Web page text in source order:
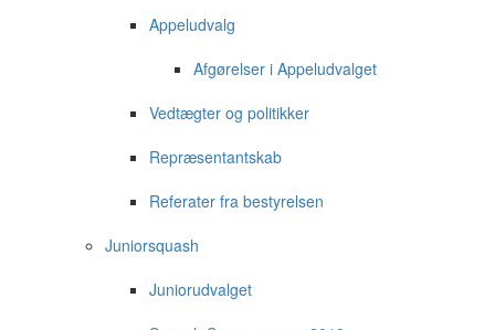
Appeludvalg
Afgørelser i Appeludvalget
Vedtægter og politikker
Repræsentantskab
Referater fra bestyrelsen
Juniorsquash
Juniorudvalget